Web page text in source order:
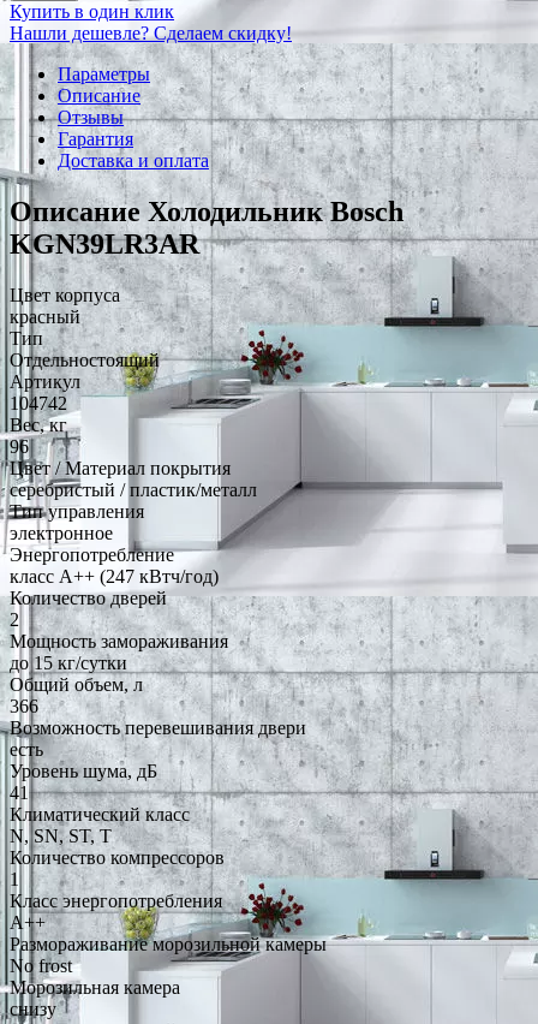
Купить в один клик
Нашли дешевле? Сделаем скидку!
Параметры
Описание
Отзывы
Гарантия
Доставка и оплата
Описание Холодильник Bosch
KGN39LR3AR
Цвет корпуса
красный
Тип
Отдельностоящий
Артикул
104742
Вес, кг
96
Цвет / Материал покрытия
серебристый / пластик/металл
Тип управления
электронное
Энергопотребление
класс A++ (247 кВтч/год)
Количество дверей
2
Мощность замораживания
до 15 кг/cутки
Общий объем, л
366
Возможность перевешивания двери
есть
Уровень шума, дБ
41
Климатический класс
N, SN, ST, T
Количество компрессоров
1
Класс энергопотребления
A++
Размораживание морозильной камеры
No frost
Морозильная камера
снизу